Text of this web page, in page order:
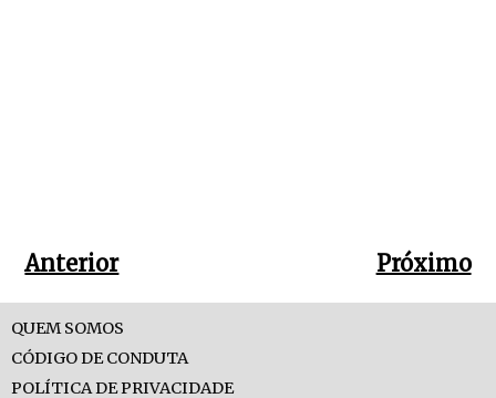
Anterior Próximo
QUEM SOMOS
CÓDIGO DE CONDUTA
POLÍTICA DE PRIVACIDADE